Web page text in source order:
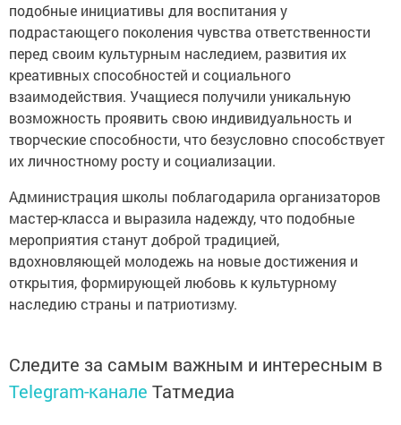
подобные инициативы для воспитания у
подрастающего поколения чувства ответственности
перед своим культурным наследием, развития их
креативных способностей и социального
взаимодействия. Учащиеся получили уникальную
возможность проявить свою индивидуальность и
творческие способности, что безусловно способствует
их личностному росту и социализации.
Администрация школы поблагодарила организаторов
мастер-класса и выразила надежду, что подобные
мероприятия станут доброй традицией,
вдохновляющей молодежь на новые достижения и
открытия, формирующей любовь к культурному
наследию страны и патриотизму.
Следите за самым важным и интересным в
Telegram-канале Татмедиа